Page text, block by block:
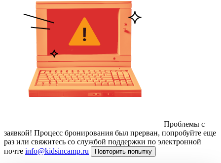
Проблемы с
заявкой! Процесс бронирования был прерван, попробуйте еще
раз или свяжитесь со службой поддержки по электронной
почте info@kidsincamp.ru Повторить попытку